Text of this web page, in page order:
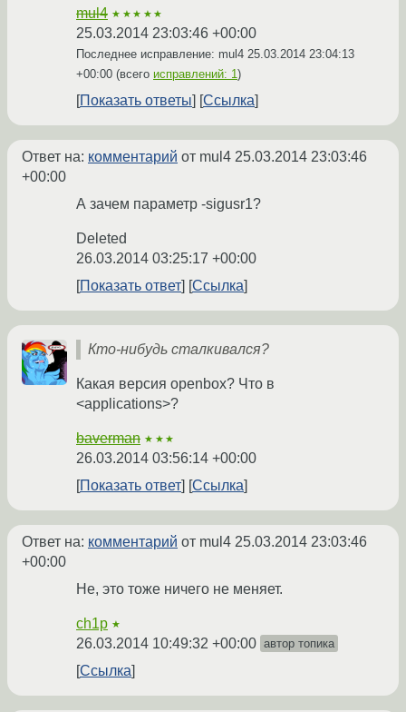
mul4 ★★★★★
25.03.2014 23:03:46 +00:00
Последнее исправление: mul4 25.03.2014 23:04:13
+00:00 (всего исправлений: 1)
Показать ответы Ссылка
Ответ на: комментарий от mul4 25.03.2014 23:03:46
+00:00
А зачем параметр -sigusr1?
Deleted
26.03.2014 03:25:17 +00:00
Показать ответ
Ссылка
Кто-нибудь сталкивался?
Какая версия openbox? Что в
<applications>?
baverman ★★★
26.03.2014 03:56:14 +00:00
Показать ответ
Ссылка
Ответ на: комментарий от mul4 25.03.2014 23:03:46
+00:00
Не, это тоже ничего не меняет.
ch1p ★
26.03.2014 10:49:32 +00:00 автор топика
Ссылка